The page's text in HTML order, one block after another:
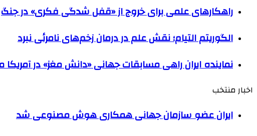
راهکارهای علمی برای خروج از «قفل شدگی فکری» در جنگ
الگوریتم التیام؛ نقش علم در درمان زخم‌های نامرئی نبرد
نماینده ایران راهی مسابقات جهانی «دانش مغز» در
اخبار منتخب
ایران عضو سازمان جهانی همکاری هوش مصنوعی شد